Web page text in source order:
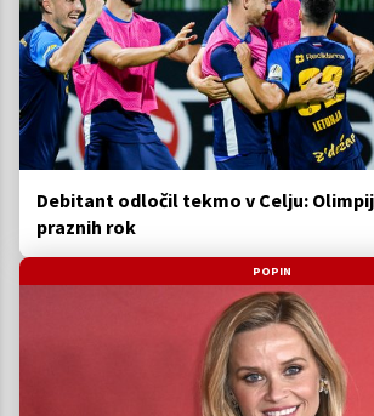
Debitant odločil tekmo v Celju:
praznih rok
POPIN